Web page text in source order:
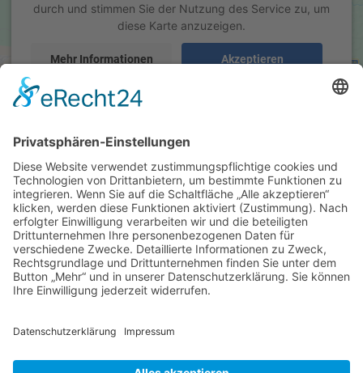
Markgrafen Zitronenlimonade 12 x
0,7 Liter (Glas/Mehrweg)
durch und stimmen Sie der Nutzung des Service zu, um
diese Karte anzuzeigen.
Mehr Informationen Akzeptieren
powered by Usercentrics Consent Management Platform
Hersteller
Schneller Getränkeservice
Tulpenstr. 37
Fon: +49 (0) 7151-4 16 48